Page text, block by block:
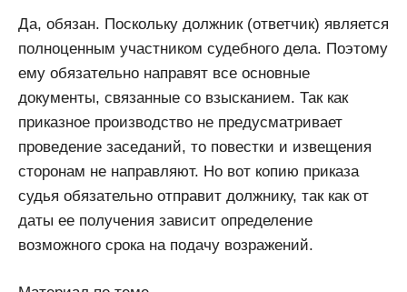
Да, обязан. Поскольку должник (ответчик) является
полноценным участником судебного дела. Поэтому
ему обязательно направят все основные
документы, связанные со взысканием. Так как
приказное производство не предусматривает
проведение заседаний, то повестки и извещения
сторонам не направляют. Но вот копию приказа
судья обязательно отправит должнику, так как от
даты ее получения зависит определение
возможного срока на подачу возражений.